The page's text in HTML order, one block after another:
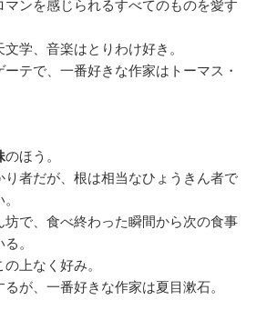
マンを感じられるすべてのものを愛す
学、音楽はとりわけ好き。
テで、一番好きな作家はトーマス・
のほう。
り者だが、根は相当なひょうきん者で
坊で、食べ終わった瞬間から次の食事
。
上なく好み。
るが、一番好きな作家は夏目漱石。